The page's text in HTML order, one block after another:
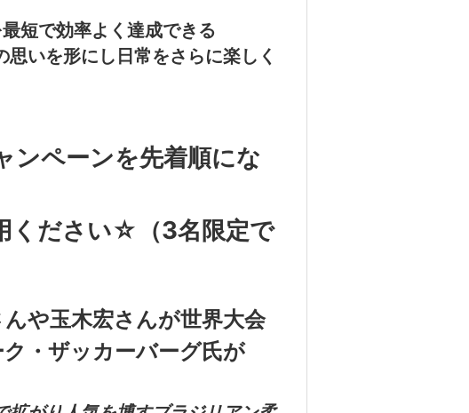
最短で効率よく達成できる
いを形にし日常をさらに楽しく
ンペーンを先着順にな
ください☆（3名限定で
や玉木宏さんが世界大会
・ザッカーバーグ氏が